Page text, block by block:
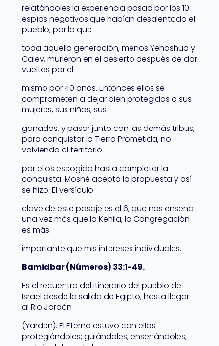
relatándoles la experiencia pasad por los 10
espías negativos que habían desalentado el
pueblo, por lo que
toda aquella generación, menos Yehoshua y
Calev, murieron en el desierto después de dar
vueltas por el
mismo por 40 años. Entonces ellos se
comprometen a dejar bien protegidos a sus
mujeres, sus niños, sus
ganados, y pasar junto con las demás tribus,
para conquistar la Tierra Prometida, no
volviendo al territorio
por ellos escogido hasta completar la
conquista. Moshé acepta la propuesta y así
se hizo. El versículo
clave de este pasaje es el 6, que nos enseña
una vez más que la Kehila, la Congregación
es más
importante que mis intereses individuales.
Bamidbar (Números) 33:1-49.
Es el recuentro del itinerario del pueblo de
Israel desde la salida de Egipto, hasta llegar
al Rio Jordán
(Yarden). El Eterno estuvo con ellos
protegiéndoles; guiándoles, ensenándoles,